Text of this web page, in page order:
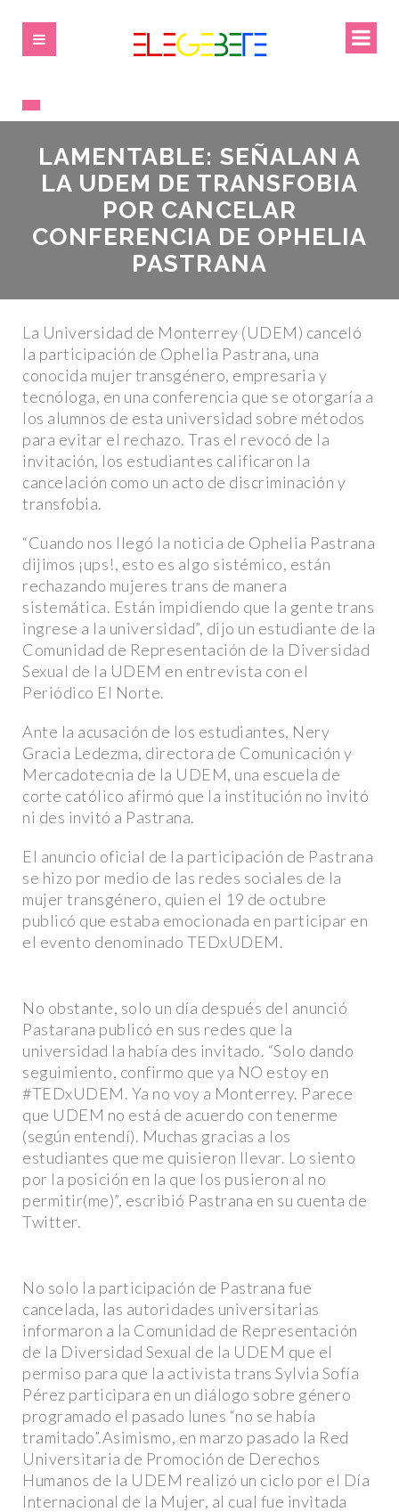
LAMENTABLE: SEÑALAN A
LA UDEM DE TRANSFOBIA
POR CANCELAR
CONFERENCIA DE OPHELIA
PASTRANA
La Universidad de Monterrey (UDEM) canceló
la participación de Ophelia Pastrana, una
conocida mujer transgénero, empresaria y
tecnóloga, en una conferencia que se otorgaría a
los alumnos de esta universidad sobre métodos
para evitar el rechazo. Tras el revocó de la
invitación, los estudiantes calificaron la
cancelación como un acto de discriminación y
transfobia.
“Cuando nos llegó la noticia de Ophelia Pastrana
dijimos ¡ups!, esto es algo sistémico, están
rechazando mujeres trans de manera
sistemática. Están impidiendo que la gente trans
ingrese a la universidad”, dijo un estudiante de la
Comunidad de Representación de la Diversidad
Sexual de la UDEM en entrevista con el
Periódico El Norte.
Ante la acusación de los estudiantes, Nery
Gracia Ledezma, directora de Comunicación y
Mercadotecnia de la UDEM, una escuela de
corte católico afirmó que la institución no invitó
ni des invitó a Pastrana.
El anuncio oficial de la participación de Pastrana
se hizo por medio de las redes sociales de la
mujer transgénero, quien el 19 de octubre
publicó que estaba emocionada en participar en
el evento denominado TEDxUDEM.
No obstante, solo un día después del anunció
Pastarana publicó en sus redes que la
universidad la había des invitado. “Solo dando
seguimiento, confirmo que ya NO estoy en
#TEDxUDEM. Ya no voy a Monterrey. Parece
que UDEM no está de acuerdo con tenerme
(según entendí). Muchas gracias a los
estudiantes que me quisieron llevar. Lo siento
por la posición en la que los pusieron al no
permitir(me)”, escribió Pastrana en su cuenta de
Twitter.
No solo la participación de Pastrana fue
cancelada, las autoridades universitarias
informaron a la Comunidad de Representación
de la Diversidad Sexual de la UDEM que el
permiso para que la activista trans Sylvia Sofía
Pérez participara en un diálogo sobre género
programado el pasado lunes “no se había
tramitado”.Asimismo, en marzo pasado la Red
Universitaria de Promoción de Derechos
Humanos de la UDEM realizó un ciclo por el Día
Internacional de la Mujer, al cual fue invitada